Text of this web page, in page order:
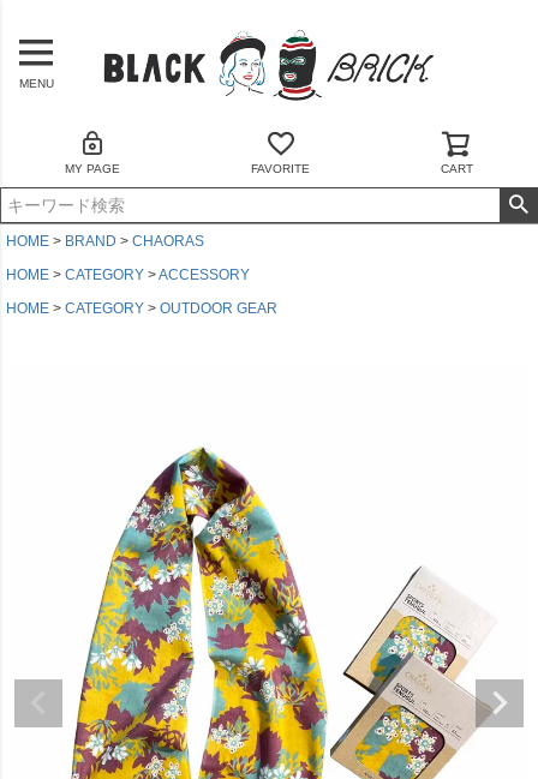
MENU
MY PAGE FAVORITE CART
HOME BRAND
CHAORAS
HOME
CATEGORY
ACCESSORY
HOME
CATEGORY OUTDOOR GEAR